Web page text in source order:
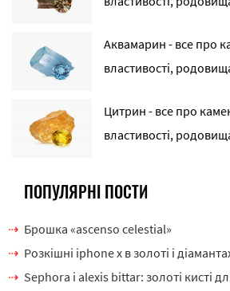
Аквамарин - все про
властивості,
Цитрин - все про
властивості,
ПОПУЛЯРНІ ПОСТИ
Брошка «ascenso celestial»
Розкішні iphone x в золоті і
Sephora і alexis bittar: золоті кисті